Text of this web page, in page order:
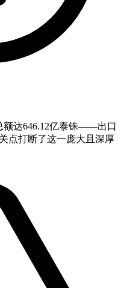
额达646.12亿泰铢——出口
点打断了这一庞大且深厚